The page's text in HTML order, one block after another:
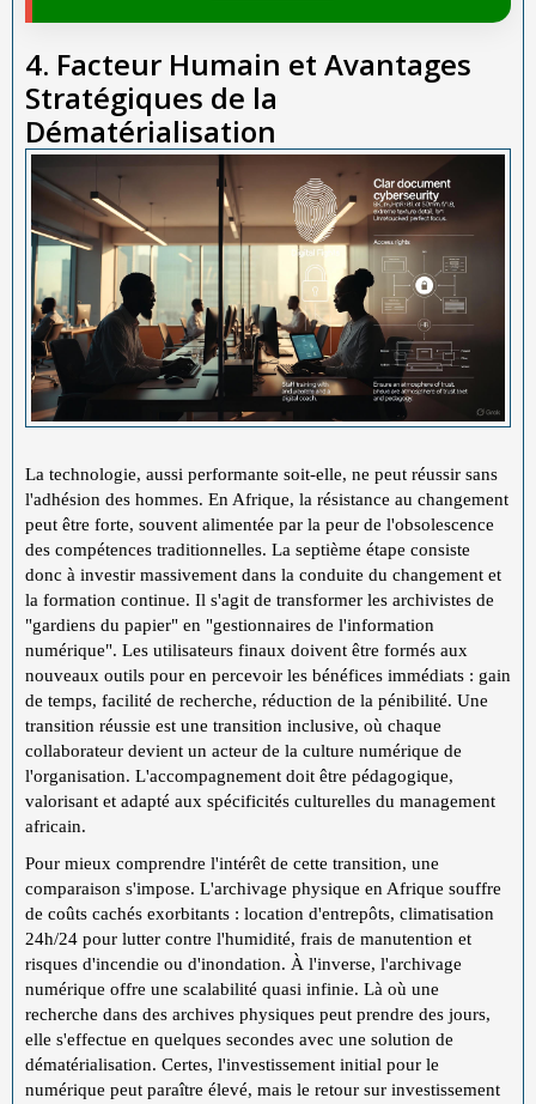
4. Facteur Humain et Avantages
Stratégiques de la
Dématérialisation
La technologie, aussi performante soit-elle, ne peut réussir sans
l'adhésion des hommes. En Afrique, la résistance au changement
peut être forte, souvent alimentée par la peur de l'obsolescence
des compétences traditionnelles. La septième étape consiste
donc à investir massivement dans la conduite du changement et
la formation continue. Il s'agit de transformer les archivistes de
"gardiens du papier" en "gestionnaires de l'information
numérique". Les utilisateurs finaux doivent être formés aux
nouveaux outils pour en percevoir les bénéfices immédiats : gain
de temps, facilité de recherche, réduction de la pénibilité. Une
transition réussie est une transition inclusive, où chaque
collaborateur devient un acteur de la culture numérique de
l'organisation. L'accompagnement doit être pédagogique,
valorisant et adapté aux spécificités culturelles du management
africain.
Pour mieux comprendre l'intérêt de cette transition, une
comparaison s'impose. L'archivage physique en Afrique souffre
de coûts cachés exorbitants : location d'entrepôts, climatisation
24h/24 pour lutter contre l'humidité, frais de manutention et
risques d'incendie ou d'inondation. À l'inverse, l'archivage
numérique offre une scalabilité quasi infinie. Là où une
recherche dans des archives physiques peut prendre des jours,
elle s'effectue en quelques secondes avec une solution de
dématérialisation. Certes, l'investissement initial pour le
numérique peut paraître élevé, mais le retour sur investissement